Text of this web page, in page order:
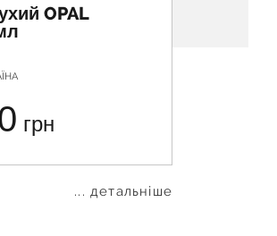
OPAL
грн
... детальніше